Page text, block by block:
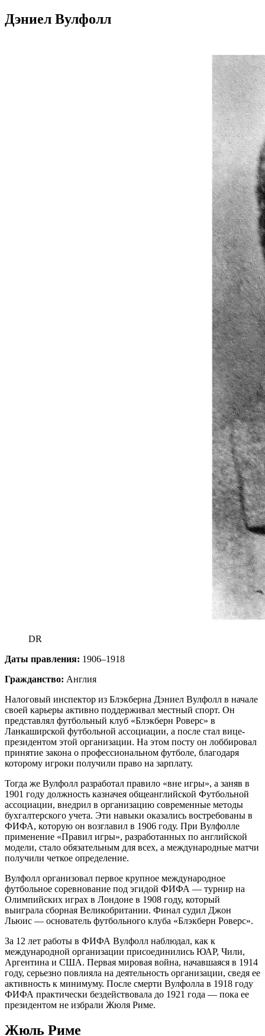
Дэниел Вулфолл
DR
Даты правления: 1906–1918
Гражданство: Англия
Налоговый инспектор из Блэкберна Дэниел Вулфолл в начале
своей карьеры активно поддерживал местный спорт. Он
представлял футбольный клуб «Блэкберн Роверс» в
Ланкаширской футбольной ассоциации, а после стал вице-
президентом этой организации. На этом посту он лоббировал
принятие закона о профессиональном футболе, благодаря
которому игроки получили право на зарплату.
Тогда же Вулфолл разработал правило «вне игры», а заняв в
1901 году должность казначея общеанглийской Футбольной
ассоциации, внедрил в организацию современные методы
бухгалтерского учета. Эти навыки оказались востребованы в
ФИФА, которую он возглавил в 1906 году. При Вулфолле
применение «Правил игры», разработанных по английской
модели, стало обязательным для всех, а международные матчи
получили четкое определение.
Вулфолл организовал первое крупное международное
футбольное соревнование под эгидой ФИФА — турнир на
Олимпийских играх в Лондоне в 1908 году, который
выиграла сборная Великобритании. Финал судил Джон
Льюис — основатель футбольного клуба «Блэкберн Роверс».
За 12 лет работы в ФИФА Вулфолл наблюдал, как к
международной организации присоединились ЮАР, Чили,
Аргентина и США. Первая мировая война, начавшаяся в 1914
году, серьезно повлияла на деятельность организации, сведя ее
активность к минимуму. После смерти Вулфолла в 1918 году
ФИФА практически бездействовала до 1921 года — пока ее
президентом не избрали Жюля Риме.
Жюль Риме